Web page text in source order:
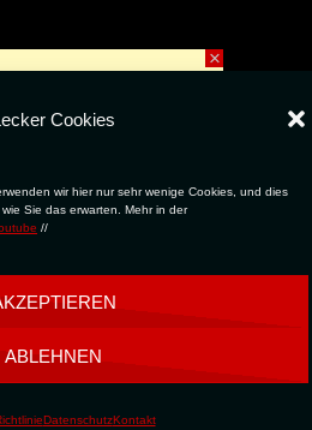
Cookies
wir hier nur sehr wenige Cookies, und dies
Sie das erwarten. Mehr in der
//
ABLEHNEN
DatenschutzKontakt
×